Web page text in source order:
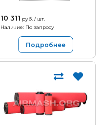
10 311 руб. / шт.
Наличие: По запросу
Подробнее